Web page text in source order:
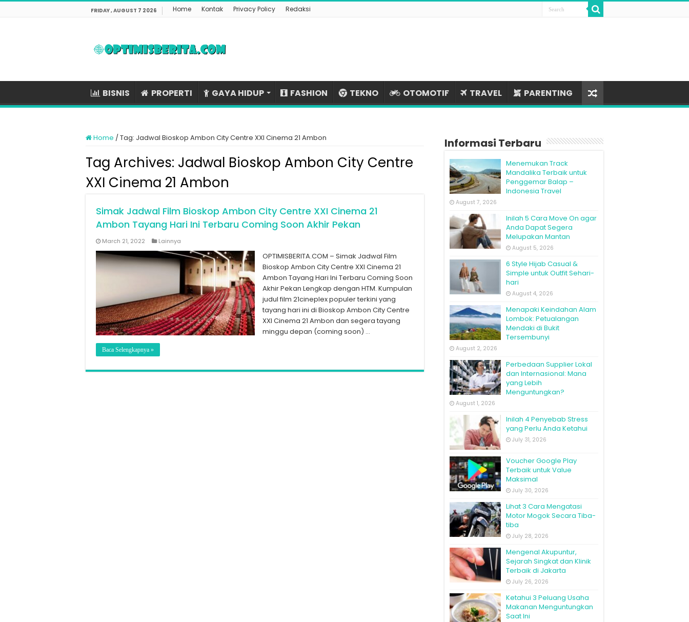
FRIDAY , AUGUST 7 2026 Home Kontak Privacy Policy Redaksi
BISNIS PROPERTI GAYA HIDUP FASHION TEKNO OTOMOTIF TRAVEL PARENTING
Home /Tag: Jadwal Bioskop Ambon City Centre XXI Cinema 21 Ambon
Tag Archives: Jadwal Bioskop Ambon City Centre
XXI Cinema 21 Ambon
Simak Jadwal Film Bioskop Ambon City Centre XXI Cinema 21
Ambon Tayang Hari Ini Terbaru Coming Soon Akhir Pekan
March 21, 2022 Lainnya
OPTIMISBERITA.COM – Simak Jadwal Film
Bioskop Ambon City Centre XXI Cinema 21
Ambon Tayang Hari Ini Terbaru Coming Soon
Akhir Pekan Lengkap dengan HTM. Kumpulan
judul film 21cineplex populer terkini yang
tayang hari ini di Bioskop Ambon City Centre
XXI Cinema 21 Ambon dan segera tayang
minggu depan (coming soon) …
Baca Selengkapnya »
Informasi Terbaru
Menemukan Track
Mandalika Terbaik untuk
Penggemar Balap –
Indonesia Travel
August 7, 2026
Inilah 5 Cara Move On agar
Anda Dapat Segera
Melupakan Mantan
August 5, 2026
6 Style Hijab Casual &
Simple untuk Outfit Sehari-
hari
August 4, 2026
Menapaki Keindahan Alam
Lombok: Petualangan
Mendaki di Bukit
Tersembunyi
August 2, 2026
Perbedaan Supplier Lokal
dan Internasional: Mana
yang Lebih
Menguntungkan?
August 1, 2026
Inilah 4 Penyebab Stress
yang Perlu Anda Ketahui
July 31, 2026
Voucher Google Play
Terbaik untuk Value
Maksimal
July 30, 2026
Lihat 3 Cara Mengatasi
Motor Mogok Secara Tiba-
tiba
July 28, 2026
Mengenal Akupuntur,
Sejarah Singkat dan Klinik
Terbaik di Jakarta
July 26, 2026
Ketahui 3 Peluang Usaha
Makanan Menguntungkan
Saat Ini